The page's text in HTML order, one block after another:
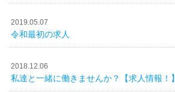
2019.05.07
令和最初の求人
2018.12.06
私達と一緒に働きませんか？【求人情報！】